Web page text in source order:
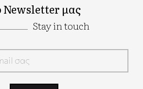
Newsletter μας
Stay in touch